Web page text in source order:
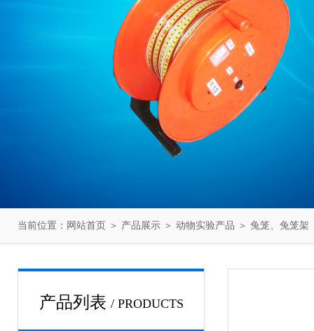
当前位置： 网站首页 ＞ 产品展示 ＞ 动物实验产品 ＞ 兔笼、兔笼架
产品列表 / PRODUCTS